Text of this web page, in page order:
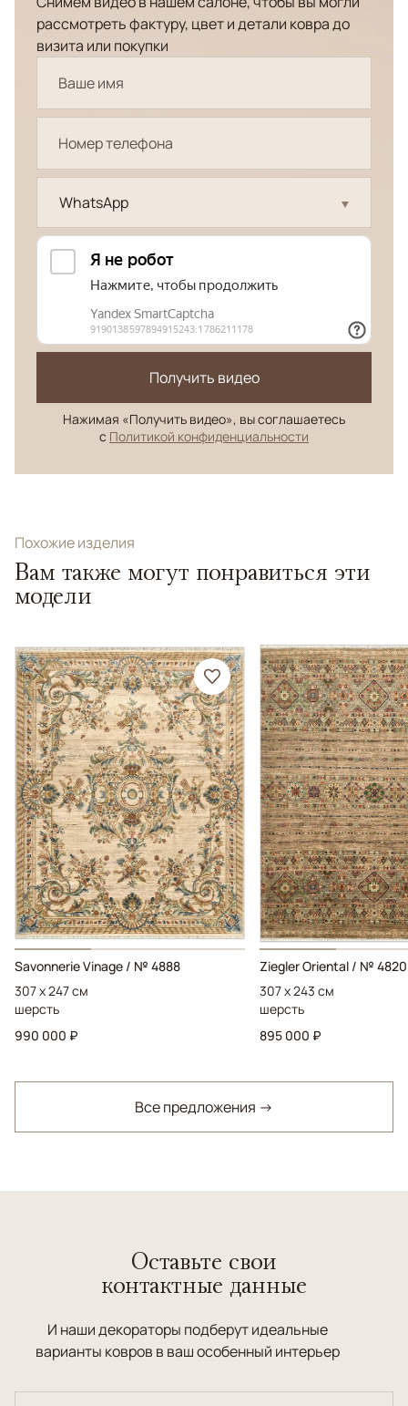
рассмотреть фактуру, цвет и детали ковра до
визита или покупки
WhatsApp
Получить видео
Нажимая «Получить видео», вы соглашаетесь
с Политикой конфиденциальности
Похожие изделия
Вам также могут понравиться эти
модели
Savonnerie Vinage / № 4888
307 x 247 см
шерсть
990 000 ₽
Ziegler Oriental / № 4820
307 x 243 см
шерсть
895 000 ₽
Все предложения →
Оставьте свои
контактные данные
И наши декораторы подберут идеальные
варианты ковров в ваш особенный интерьер